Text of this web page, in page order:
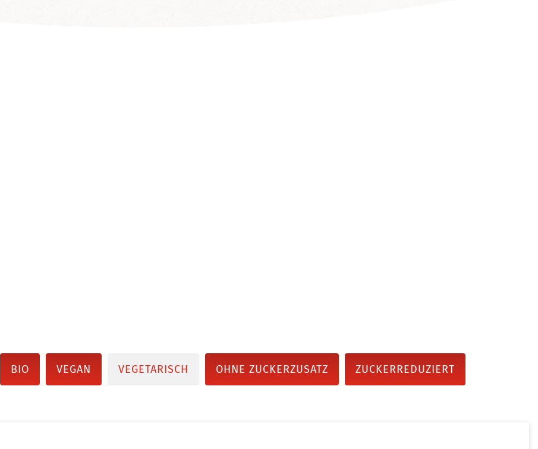
BIO VEGAN VEGETARISCH OHNE ZUCKERZUSATZ ZUCKERREDUZIERT